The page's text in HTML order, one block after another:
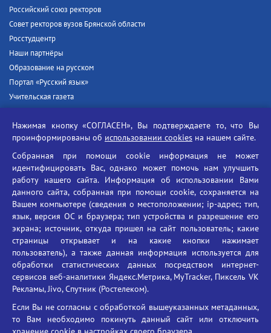
Российский союз ректоров
Совет ректоров вузов Брянской области
Росстудцентр
Наши партнёры
Образование на русском
Портал «Русский язык»
Учительская газета
Единый портал государственных услуг
Противодействие угрозам информационной безопасности
Социальные ролики - Генеральная прокуратура РФ
Противодействие коррупции
БГУ против наркотиков
Брянский государственный университет
имени академика И.Г. Петровского
Время работы: пн-пт 09:00-18:00
Телефон: +7(4832)58-90-85
Нажимая кнопку «СОГЛАСЕН», Вы подтверждаете то, что Вы
проинформированы об использовании cookies на нашем сайте.
Собранная при помощи cookie информация не может
идентифицировать Вас, однако может помочь нам улучшить
работу нашего сайта. Информация об использовании Вами
данного сайта, собранная при помощи cookie, сохраняется на
Вашем компьютере (сведения о местоположении; ip-адрес; тип,
язык, версия ОС и браузера; тип устройства и разрешение его
экрана; источник, откуда пришел на сайт пользователь; какие
страницы открывает и на какие кнопки нажимает
пользователь), а также данная информация используется для
обработки статистических данных посредством интернет-
сервисов веб-аналитики Яндекс.Метрика, MyTracker, Пиксель VK
Рекламы, Jivo, Спутник (Ростелеком).
Если Вы не согласны с обработкой вышеуказанных метаданных,
то Вам необходимо покинуть данный сайт или отключить